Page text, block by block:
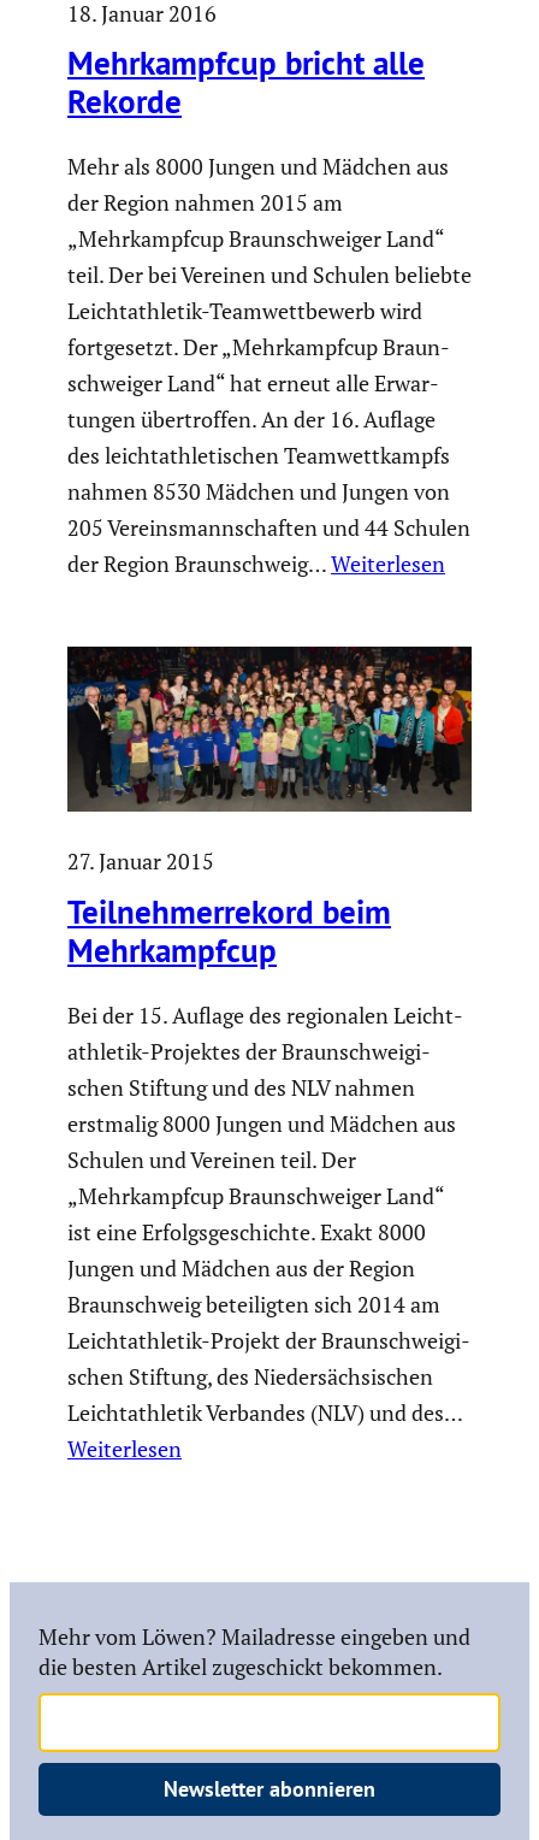
18. Januar 2016
Mehrkampfcup bricht alle
Rekorde
Mehr als 8000 Jungen und Mädchen aus
der Region nahmen 2015 am
„Mehrkampfcup Braun­schweiger Land“
teil. Der bei Vereinen und Schulen beliebte
Leicht­ath­letik-Teamwett­be­werb wird
fortge­setzt. Der „Mehrkampfcup Braun­
schweiger Land“ hat erneut alle Erwar­
tungen übertroffen. An der 16. Auflage
des leicht­ath­le­ti­schen Teamwett­kampfs
nahmen 8530 Mädchen und Jungen von
205 Vereins­mann­schaften und 44 Schulen
der Region Braun­schweig…Weiterlesen
27. Januar 2015
Teilneh­mer­re­kord beim
Mehrkampfcup
Bei der 15. Auflage des regio­nalen Leicht­
ath­letik-Projektes der Braun­schwei­gi­
schen Stiftung und des NLV nahmen
erstmalig 8000 Jungen und Mädchen aus
Schulen und Vereinen teil. Der
„Mehrkampfcup Braun­schweiger Land“
ist eine Erfolgs­ge­schichte. Exakt 8000
Jungen und Mädchen aus der Region
Braun­schweig betei­ligten sich 2014 am
Leicht­ath­letik-Projekt der Braun­schwei­gi­
schen Stiftung, des Nieder­säch­si­schen
Leicht­ath­letik Verbandes (NLV) und des…
Weiterlesen
Mehr vom Löwen? Mailadresse eingeben und
die besten Artikel zugeschickt bekommen.
Newsletter abonnieren